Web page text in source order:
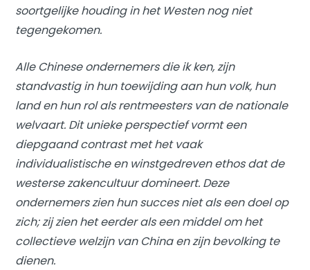
soortgelijke houding in het Westen nog niet
tegengekomen.
Alle Chinese ondernemers die ik ken, zijn
standvastig in hun toewijding aan hun volk, hun
land en hun rol als rentmeesters van de nationale
welvaart. Dit unieke perspectief vormt een
diepgaand contrast met het vaak
individualistische en winstgedreven ethos dat de
westerse zakencultuur domineert. Deze
ondernemers zien hun succes niet als een doel op
zich; zij zien het eerder als een middel om het
collectieve welzijn van China en zijn bevolking te
dienen.